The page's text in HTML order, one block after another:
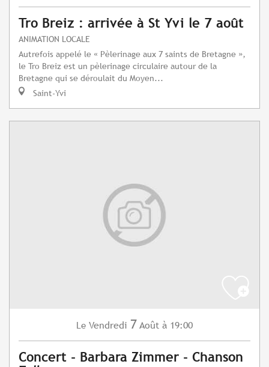
Tro Breiz : arrivée à St Yvi le 7 août
ANIMATION LOCALE
Autrefois appelé le « Pèlerinage aux 7 saints de Bretagne »,
le Tro Breiz est un pèlerinage circulaire autour de la
Bretagne qui se déroulait du Moyen...
Saint-Yvi
Le Vendredi 7 Août à 19:00
Concert - Barbara Zimmer - Chanson